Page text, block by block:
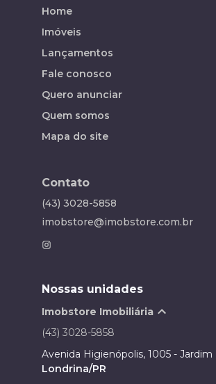
Home
Imóveis
Lançamentos
Fale conosco
Quero anunciar
Quem somos
Mapa do site
Contato
(43) 3028-5858
imobstore@imobstore.com.br
Nossas unidades
Imobstore Imobiliária
(43) 3028-5858
Avenida Higienópolis, 1005 -
Londrina/PR